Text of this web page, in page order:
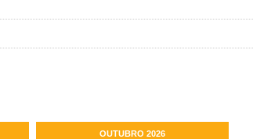
OUTUBRO 2026